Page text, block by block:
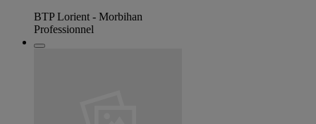
BTP Lorient - Morbihan
Professionnel